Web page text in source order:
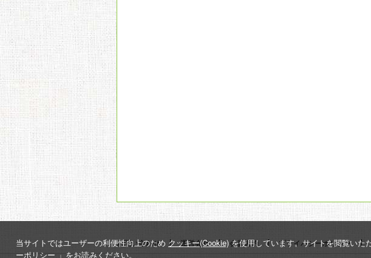
お問い合わせ 運営会社 会員規約 プライバシーポリシー
当サイトではユーザーの利便性向上のため クッキー(Cookie)を使用しています。サイトを閲覧いた
ーポリシー 」をお読みください。